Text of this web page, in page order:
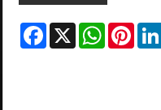
Facebook X
WhatsAppPinterest